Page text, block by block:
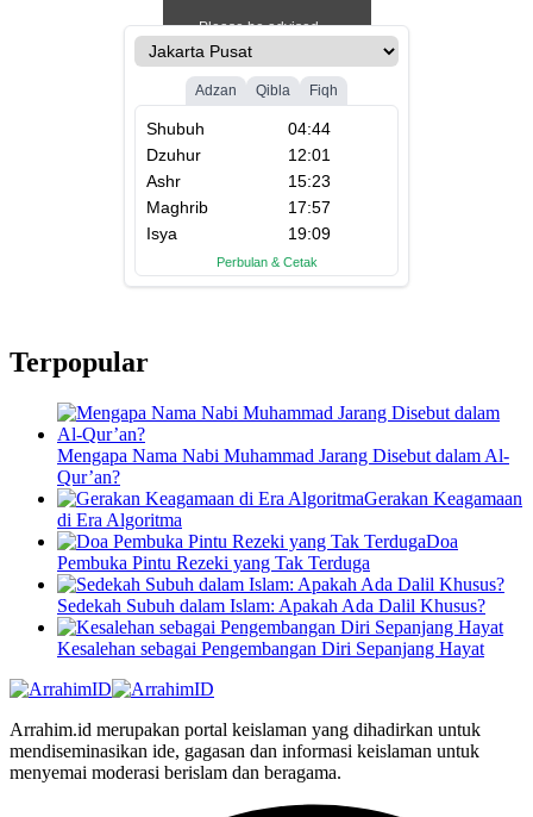
Terpopular
Mengapa Nama Nabi Muhammad Jarang Disebut dalam Al-
Qur’an?
Gerakan Keagamaan
di Era Algoritma
Doa
Pembuka Pintu Rezeki yang Tak Terduga
Sedekah Subuh dalam Islam: Apakah Ada Dalil Khusus?
Kesalehan sebagai Pengembangan Diri Sepanjang Hayat
Arrahim.id merupakan portal keislaman yang dihadirkan untuk
mendiseminasikan ide, gagasan dan informasi keislaman untuk
menyemai moderasi berislam dan beragama.